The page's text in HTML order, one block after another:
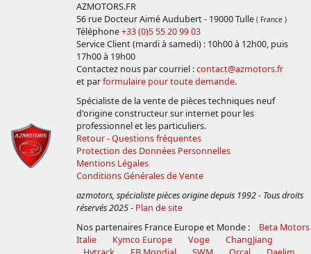
AZMOTORS.FR
56 rue Docteur Aimé Audubert - 19000 Tulle ( France )
Téléphone+33 (0)5 55 20 99 03
Service Client (mardi à samedi) : 10h00 à 12h00, puis
17h00 à 19h00
Contactez nous par courriel :contact@azmotors.fr
et parformulaire pour toute demande.
Spécialiste de la vente de pièces techniques neuf
d'origine constructeur sur internet pour les
professionnel et les particuliers.
Retour - Questions fréquentes
Protection des Données Personnelles
Mentions Légales
Conditions Générales de Vente
azmotors, spécialiste pièces origine depuis 1992 - Tous droits
réservés 2025- Plan de site
Nos partenaires France Europe et Monde :
Beta Motors
Italie
Kymco Europe Voge
ChangJiang